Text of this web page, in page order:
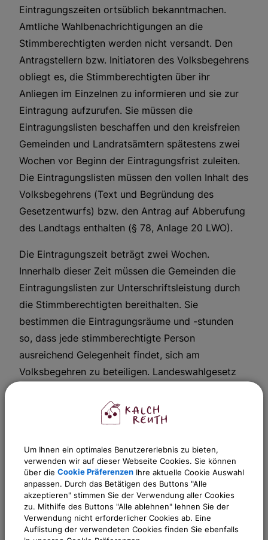
Eintragungszeiten ortsüblich bekanntmachen.
Amtliche Wahlbenachrichtigungen an die
Stimmberechtigten werden nicht versandt. Den
Antragstellern bzw. Initiatoren des Volksbegehrens
obliegt es, die Stimmberechtigten über ihr
Anliegen im Einzelnen zu informieren und sie zur
Eintragung aufzurufen. Sie müssen die
Eintragungslisten beschaffen und den kreisfreien
Gemeinden und Landratsämtern spätestens zwei
Wochen vor Beginn der Eintragungsfrist zuleiten.
Die Eintragungslisten müssen den vollen Inhalt des
Volksbegehrens (Text und Begründung des
Gesetzentwurfs) bzw. den Antrag auf Abberufung
des Landtags enthalten (§ 78, Anlage 20 LWO).
Die Eintragungszeit beträgt zwei Wochen.
Innerhalb dieser Zeit müssen die Gemeinden die
Eintragungslisten zur Unterschriftsleistung durch
die Stimmberechtigten bereithalten. Sie
bestimmen die Eintragungsräume und -stunden
so, dass jede stimmberechtigte Person
ausreichend Gelegenheit findet, sich am
Volksbegehren zu beteiligen. Landeswahlgesetz
Mindestvorgaben, die jede Gemeinde beachten
muss, u.a. Eintragungsgelegenheiten am
sind in der Regel die Rathäuser. Briefwahl gibt es
beim Volksbegehren nicht. Wer wegen Krankheit
oder körperlicher Behinderung während der
gesamten Eintragungszeit nicht oder nur unter
unzumutbaren Schwierigkeiten in der Lage ist,
Um Ihnen ein optimales Benutzererlebnis zu bieten,
verwenden wir auf dieser Webseite Cookies. Sie können
über die Cookie Präferenzen Ihre aktuelle Cookie Auswahl
anpassen. Durch das Betätigen des Buttons "Alle
akzeptieren" stimmen Sie der Verwendung aller Cookies
zu. Mithilfe des Buttons "Alle ablehnen" lehnen Sie der
Verwendung nicht erforderlicher Cookies ab. Eine
Auflistung der verwendeten Cookies finden Sie ebenfalls